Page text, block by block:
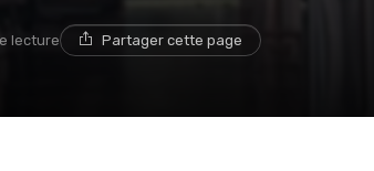
lecture Partager cette page